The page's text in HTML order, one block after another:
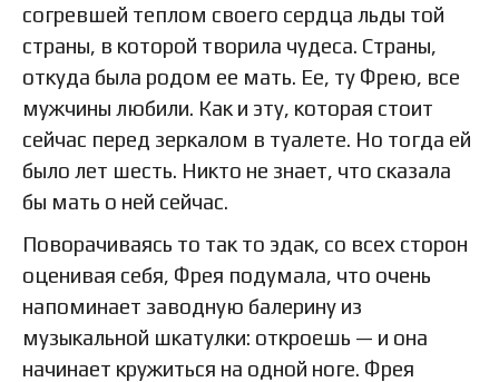
согревшей теплом своего сердца льды той
страны, в которой творила чудеса. Страны,
откуда была родом ее мать. Ее, ту Фрею, все
мужчины любили. Как и эту, которая стоит
сейчас перед зеркалом в туалете. Но тогда ей
было лет шесть. Никто не знает, что сказала
бы мать о ней сейчас.
Поворачиваясь то так то эдак, со всех сторон
оценивая себя, Фрея подумала, что очень
напоминает заводную балерину из
музыкальной шкатулки: откроешь — и она
начинает кружиться на одной ноге. Фрея